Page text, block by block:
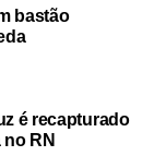
bastão
é recapturado
RN